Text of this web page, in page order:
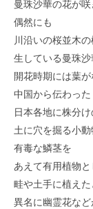
曼珠沙華の花が
偶然にも
川沿いの
生している曼珠沙
開花時期には葉
中国から伝わっ
日本各地に株分
土に穴を掘る小
有毒な鱗茎を
あえて有用植物
畦や土手に植え
異名に幽霊花など